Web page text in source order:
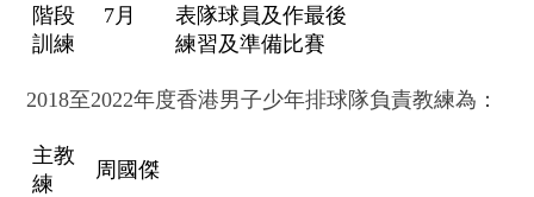
階段
訓練
7月
表隊球員及作最後
練習及準備比賽
2018至2022年度香港男子少年排球隊負責教練為：
主教
練
周國傑